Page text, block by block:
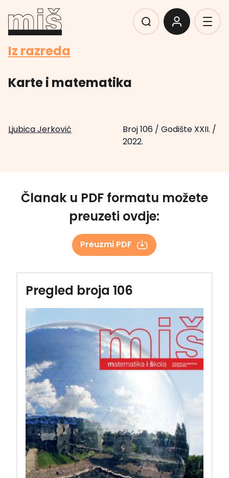
Iz razreda
Karte i matematika
Ljubica Jerković Broj 106/ Godište XXII. /
2022.
Članak u PDF formatu možete
preuzeti ovdje:
Preuzmi PDF
Pregled broja 106